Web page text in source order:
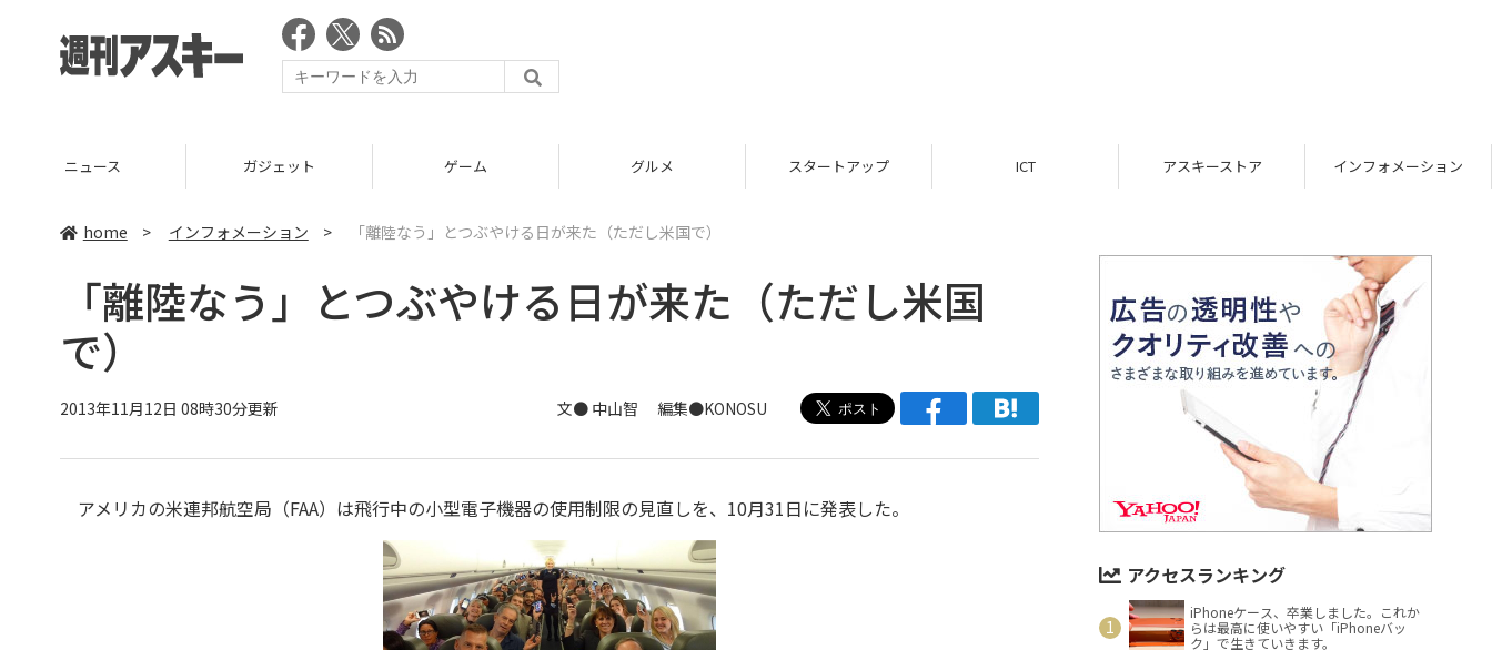
ニュース ガジェット ゲーム グルメ スタートアップ ICT アスキーストア インフォメーション
home > インフォメーション > 「離陸なう」とつぶやける日が来た（ただし米国で）
「離陸なう」とつぶやける日が来た（ただし米国
で）
2013年11月12日 08時30分更新 文● 中山智 編集●KONOSU
アメリカの米連邦航空局（FAA）は飛行中の小型電子機器の使用制限の見直しを、10月31日に発表した。
アクセスランキング
iPhoneケース、卒業しました。これか
らは最高に使いやすい「iPhoneバッ
ク」で生きていきます。